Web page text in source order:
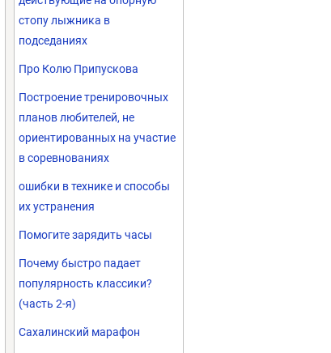
стопу лыжника в
подседаниях
Про Колю Припускова
Построение тренировочных
планов любителей, не
ориентированных на участие
в соревнованиях
ошибки в технике и способы
их устранения
Помогите зарядить часы
Почему быстро падает
популярность классики?
(часть 2-я)
Сахалинский марафон